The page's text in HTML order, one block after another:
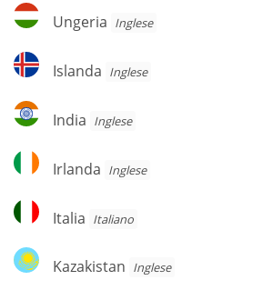
Ungeria
Ungeria Inglese
Islanda
Islanda Inglese
India
India Inglese
Irlanda
Irlanda Inglese
Italia
Italia Italiano
Kazakistan
Kazakistan Inglese